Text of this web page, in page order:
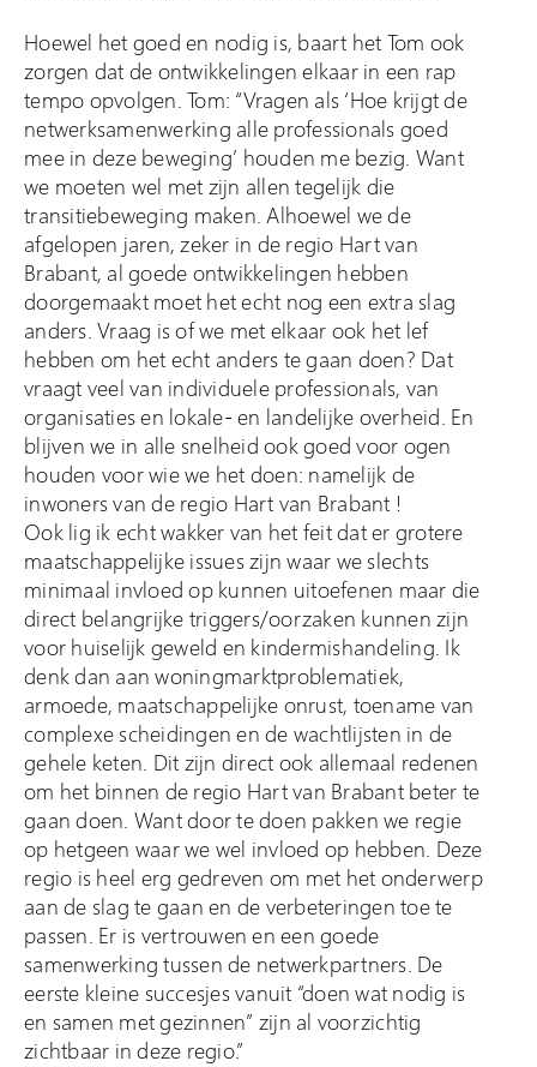
Hoewel het goed en nodig is, baart het Tom ook
zorgen dat de ontwikkelingen elkaar in een rap
tempo opvolgen. Tom: “Vragen als ‘Hoe krijgt de
netwerksamenwerking alle professionals goed
mee in deze beweging’ houden me bezig. Want
we moeten wel met zijn allen tegelijk die
transitiebeweging maken. Alhoewel we de
afgelopen jaren, zeker in de regio Hart van
Brabant, al goede ontwikkelingen hebben
doorgemaakt moet het echt nog een extra slag
anders. Vraag is of we met elkaar ook het lef
hebben om het echt anders te gaan doen? Dat
vraagt veel van individuele professionals, van
organisaties en lokale- en landelijke overheid. En
blijven we in alle snelheid ook goed voor ogen
houden voor wie we het doen: namelijk de
inwoners van de regio Hart van Brabant !
Ook lig ik echt wakker van het feit dat er grotere
maatschappelijke issues zijn waar we slechts
minimaal invloed op kunnen uitoefenen maar die
direct belangrijke triggers/oorzaken kunnen zijn
voor huiselijk geweld en kindermishandeling. Ik
denk dan aan woningmarktproblematiek,
armoede, maatschappelijke onrust, toename van
complexe scheidingen en de wachtlijsten in de
gehele keten. Dit zijn direct ook allemaal redenen
om het binnen de regio Hart van Brabant beter te
gaan doen. Want door te doen pakken we regie
op hetgeen waar we wel invloed op hebben. Deze
regio is heel erg gedreven om met het onderwerp
aan de slag te gaan en de verbeteringen toe te
passen. Er is vertrouwen en een goede
samenwerking tussen de netwerkpartners. De
eerste kleine succesjes vanuit “doen wat nodig is
en samen met gezinnen” zijn al voorzichtig
zichtbaar in deze regio.”